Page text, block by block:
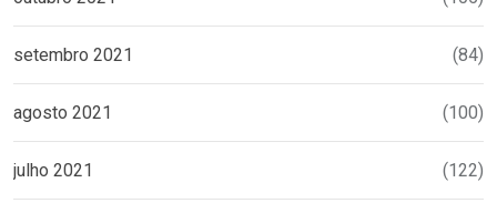
setembro 2021 (84)
agosto 2021 (100)
julho 2021 (122)